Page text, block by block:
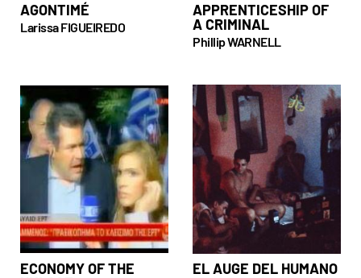
AGONTIMÉ
Larissa FIGUEIREDO
APPRENTICESHIP OF
A CRIMINAL
Phillip WARNELL
ECONOMY OF THE
EL AUGE DEL HUMANO